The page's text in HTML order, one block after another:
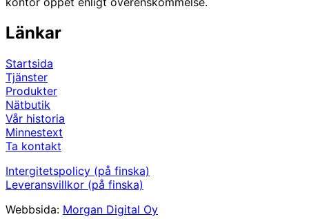
Länkar
Startsida
Tjänster
Produkter
Nätbutik
Vår historia
Minnestext
Ta kontakt
Intergitetspolicy (på finska)
Leveransvillkor (på finska)
Webbsida: Morgan Digital Oy